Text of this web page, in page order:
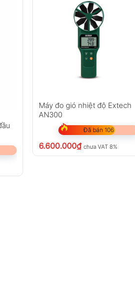
Máy đo gió nhiệt độ Extech
AN300
Đã bán 106
6.600.000₫ chưa VAT 8%